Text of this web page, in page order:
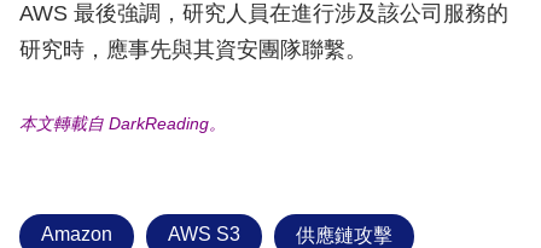
AWS 最後強調，研究人員在進行涉及該公司服務的
研究時，應事先與其資安團隊聯繫。
本文轉載自 DarkReading。
Amazon AWS S3 供應鏈攻擊